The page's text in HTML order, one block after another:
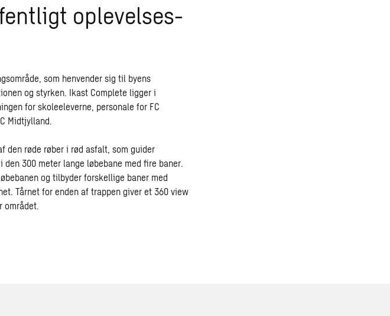
oplevelses-
som henvender sig til byens
og styrken. Ikast Complete ligger i
for skoleeleverne, personale for FC
Midtjylland.
den røde røber i rød asfalt, som guider
300 meter lange løbebane med fire baner.
og tilbyder forskellige baner med
Tårnet for enden af trappen giver et 360 view
området.